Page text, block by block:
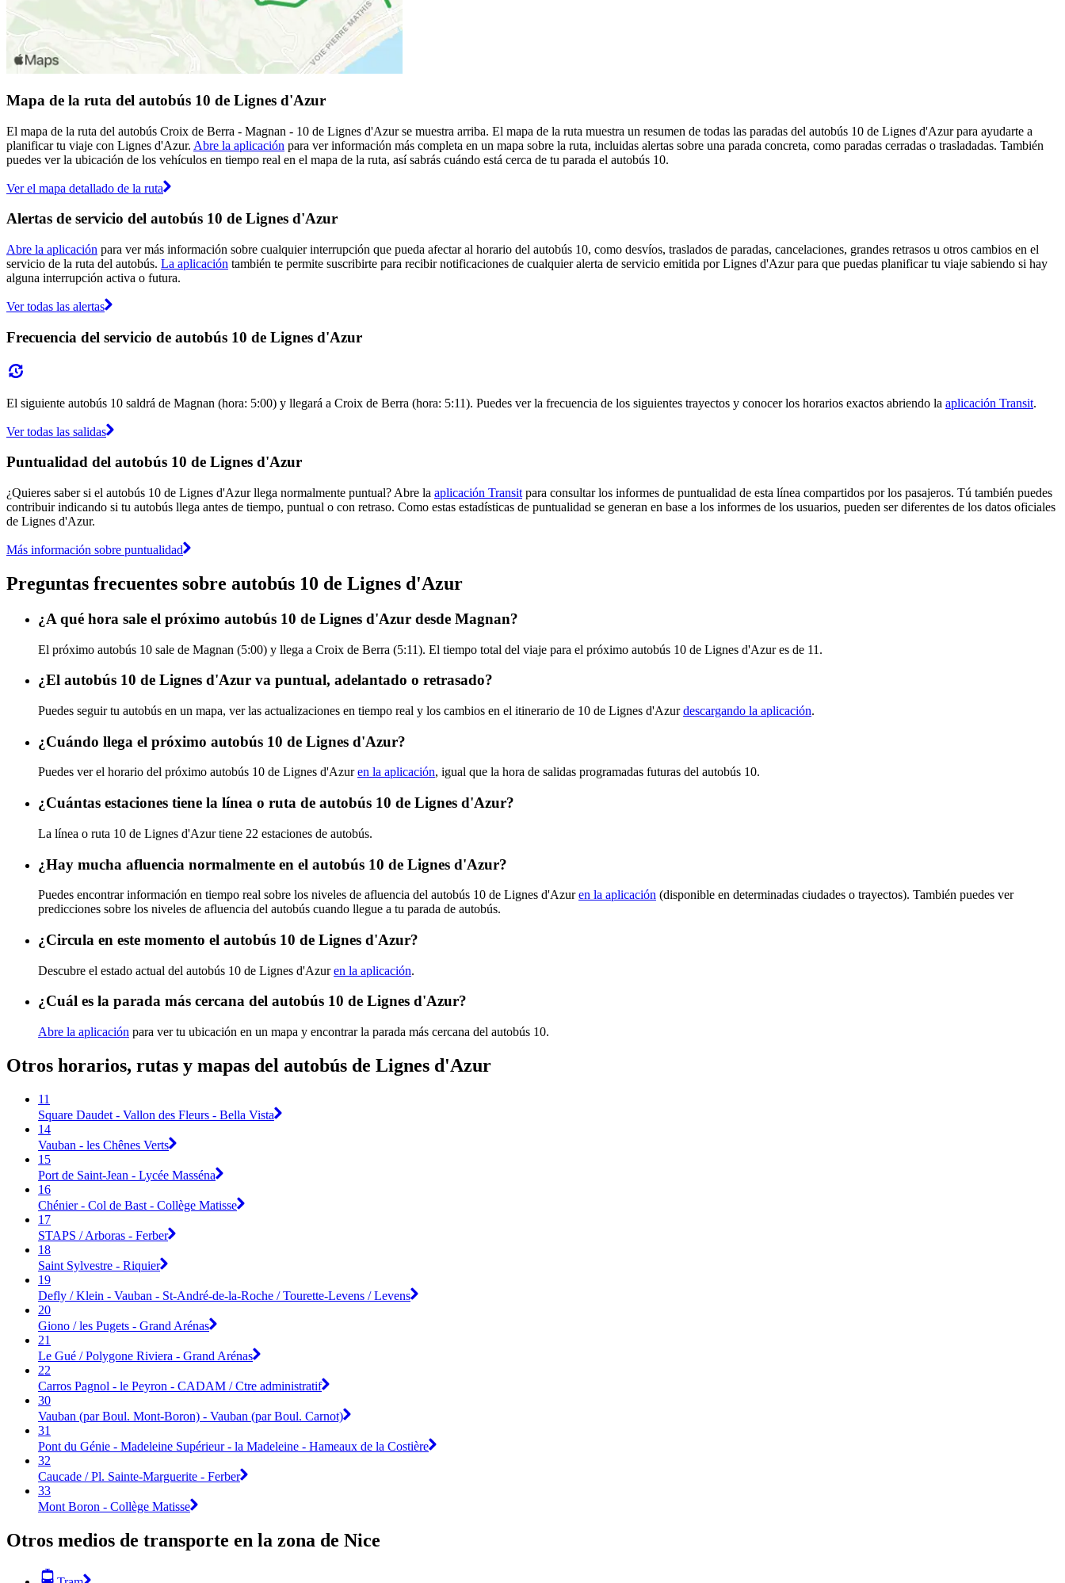
Mapa de la ruta del autobús 10 de Lignes d'Azur
El mapa de la ruta del autobús Croix de Berra - Magnan - 10 de Lignes d'Azur se muestra arriba. El mapa de la ruta muestra un resumen de todas las paradas del autobús 10 de Lignes d'Azur para ayudarte a
planificar tu viaje con Lignes d'Azur. Abre la aplicación para ver información más completa en un mapa sobre la ruta, incluidas alertas sobre una parada concreta, como paradas cerradas o trasladadas. También
puedes ver la ubicación de los vehículos en tiempo real en el mapa de la ruta, así sabrás cuándo está cerca de tu parada el autobús 10.
Ver el mapa detallado de la ruta
Alertas de servicio del autobús 10 de Lignes d'Azur
Abre la aplicación para ver más información sobre cualquier interrupción que pueda afectar al horario del autobús 10, como desvíos, traslados de paradas, cancelaciones, grandes retrasos u otros cambios en el
servicio de la ruta del autobús. La aplicación también te permite suscribirte para recibir notificaciones de cualquier alerta de servicio emitida por Lignes d'Azur para que puedas planificar tu viaje sabiendo si hay
alguna interrupción activa o futura.
Ver todas las alertas
Frecuencia del servicio de autobús 10 de Lignes d'Azur
El siguiente autobús 10 saldrá de Magnan (hora: 5:00) y llegará a Croix de Berra (hora: 5:11). Puedes ver la frecuencia de los siguientes trayectos y conocer los horarios exactos abriendo la aplicación Transit.
Ver todas las salidas
Puntualidad del autobús 10 de Lignes d'Azur
¿Quieres saber si el autobús 10 de Lignes d'Azur llega normalmente puntual? Abre la aplicación Transit para consultar los informes de puntualidad de esta línea compartidos por los pasajeros. Tú también puedes
contribuir indicando si tu autobús llega antes de tiempo, puntual o con retraso. Como estas estadísticas de puntualidad se generan en base a los informes de los usuarios, pueden ser diferentes de los datos oficiales
de Lignes d'Azur.
Más información sobre puntualidad
Preguntas frecuentes sobre autobús 10 de Lignes d'Azur
¿A qué hora sale el próximo autobús 10 de Lignes d'Azur desde Magnan?
El próximo autobús 10 sale de Magnan (5:00) y llega a Croix de Berra (5:11). El tiempo total del viaje para el próximo autobús 10 de Lignes d'Azur es de 11.
¿El autobús 10 de Lignes d'Azur va puntual, adelantado o retrasado?
Puedes seguir tu autobús en un mapa, ver las actualizaciones en tiempo real y los cambios en el itinerario de 10 de Lignes d'Azurdescargando la aplicación.
¿Cuándo llega el próximo autobús 10 de Lignes d'Azur?
Puedes ver el horario del próximo autobús 10 de Lignes d'Azuren la aplicación, igual que la hora de salidas programadas futuras del autobús 10.
¿Cuántas estaciones tiene la línea o ruta de autobús 10 de Lignes d'Azur?
La línea o ruta 10 de Lignes d'Azur tiene 22 estaciones de autobús.
¿Hay mucha afluencia normalmente en el autobús 10 de Lignes d'Azur?
Puedes encontrar información en tiempo real sobre los niveles de afluencia del autobús 10 de Lignes d'Azuren la aplicación (disponible en determinadas ciudades o trayectos). También puedes ver
predicciones sobre los niveles de afluencia del autobús cuando llegue a tu parada de autobús.
¿Circula en este momento el autobús 10 de Lignes d'Azur?
Descubre el estado actual del autobús 10 de Lignes d'Azuren la aplicación.
¿Cuál es la parada más cercana del autobús 10 de Lignes d'Azur?
Abre la aplicación para ver tu ubicación en un mapa y encontrar la parada más cercana del autobús 10.
Otros horarios, rutas y mapas del autobús de Lignes d'Azur
11
Square Daudet - Vallon des Fleurs - Bella Vista
14
Vauban - les Chênes Verts
15
Port de Saint-Jean - Lycée Masséna
16
Chénier - Col de Bast - Collège Matisse
17
STAPS / Arboras - Ferber
18
Saint Sylvestre - Riquier
19
Defly / Klein - Vauban - St-André-de-la-Roche / Tourette-Levens / Levens
20
Giono / les Pugets - Grand Arénas
21
Le Gué / Polygone Riviera - Grand Arénas
22
Carros Pagnol - le Peyron - CADAM / Ctre administratif
30
Vauban (par Boul. Mont-Boron) - Vauban (par Boul. Carnot)
31
Pont du Génie - Madeleine Supérieur - la Madeleine - Hameaux de la Costière
32
Caucade / Pl. Sainte-Marguerite - Ferber
33
Mont Boron - Collège Matisse
Otros medios de transporte en la zona de Nice